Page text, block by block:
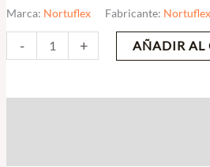
Marca: Nortuflex Fabricante: Nortuflex
- + AÑADIR AL